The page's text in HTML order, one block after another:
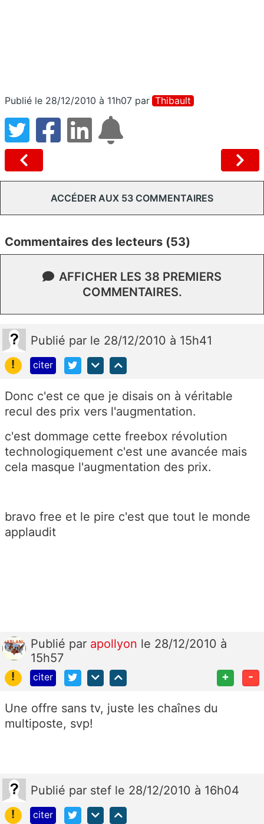
Publié le 28/12/2010 à 11h07 par Thibault
ACCÉDER AUX 53 COMMENTAIRES
Commentaires des lecteurs (53)
AFFICHER LES 38 PREMIERS
COMMENTAIRES.
Publié par le 28/12/2010 à 15h41
!
citer
Donc c'est ce que je disais on à véritable
recul des prix vers l'augmentation.
c'est dommage cette freebox révolution
technologiquement c'est une avancée mais
cela masque l'augmentation des prix.
bravo free et le pire c'est que tout le monde
applaudit
Publié par apollyon le 28/12/2010 à
15h57
!
citer + -
Une offre sans tv, juste les chaînes du
multiposte, svp!
Publié par stef le 28/12/2010 à 16h04
!
citer